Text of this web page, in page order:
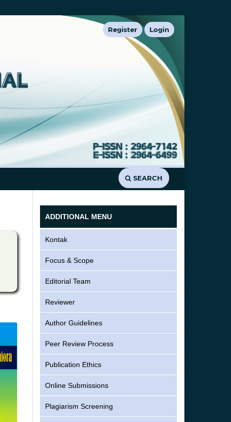
SEARCH
Register Login
ADDITIONAL MENU
Kontak
Focus & Scope
Editorial Team
Reviewer
Author Guidelines
Peer Review Process
Publication Ethics
Online Submissions
Plagiarism Screening